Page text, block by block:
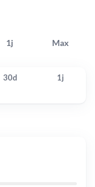
1j Max
30d 1j